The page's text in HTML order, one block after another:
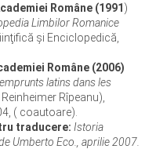
Române (1991 )
Limbilor Romanice
şi Enciclopedică,
Române (2006)
latins dans les
Rîpeanu),
( coautoare).
traducere: Istoria
Umberto Eco., aprilie 2007.